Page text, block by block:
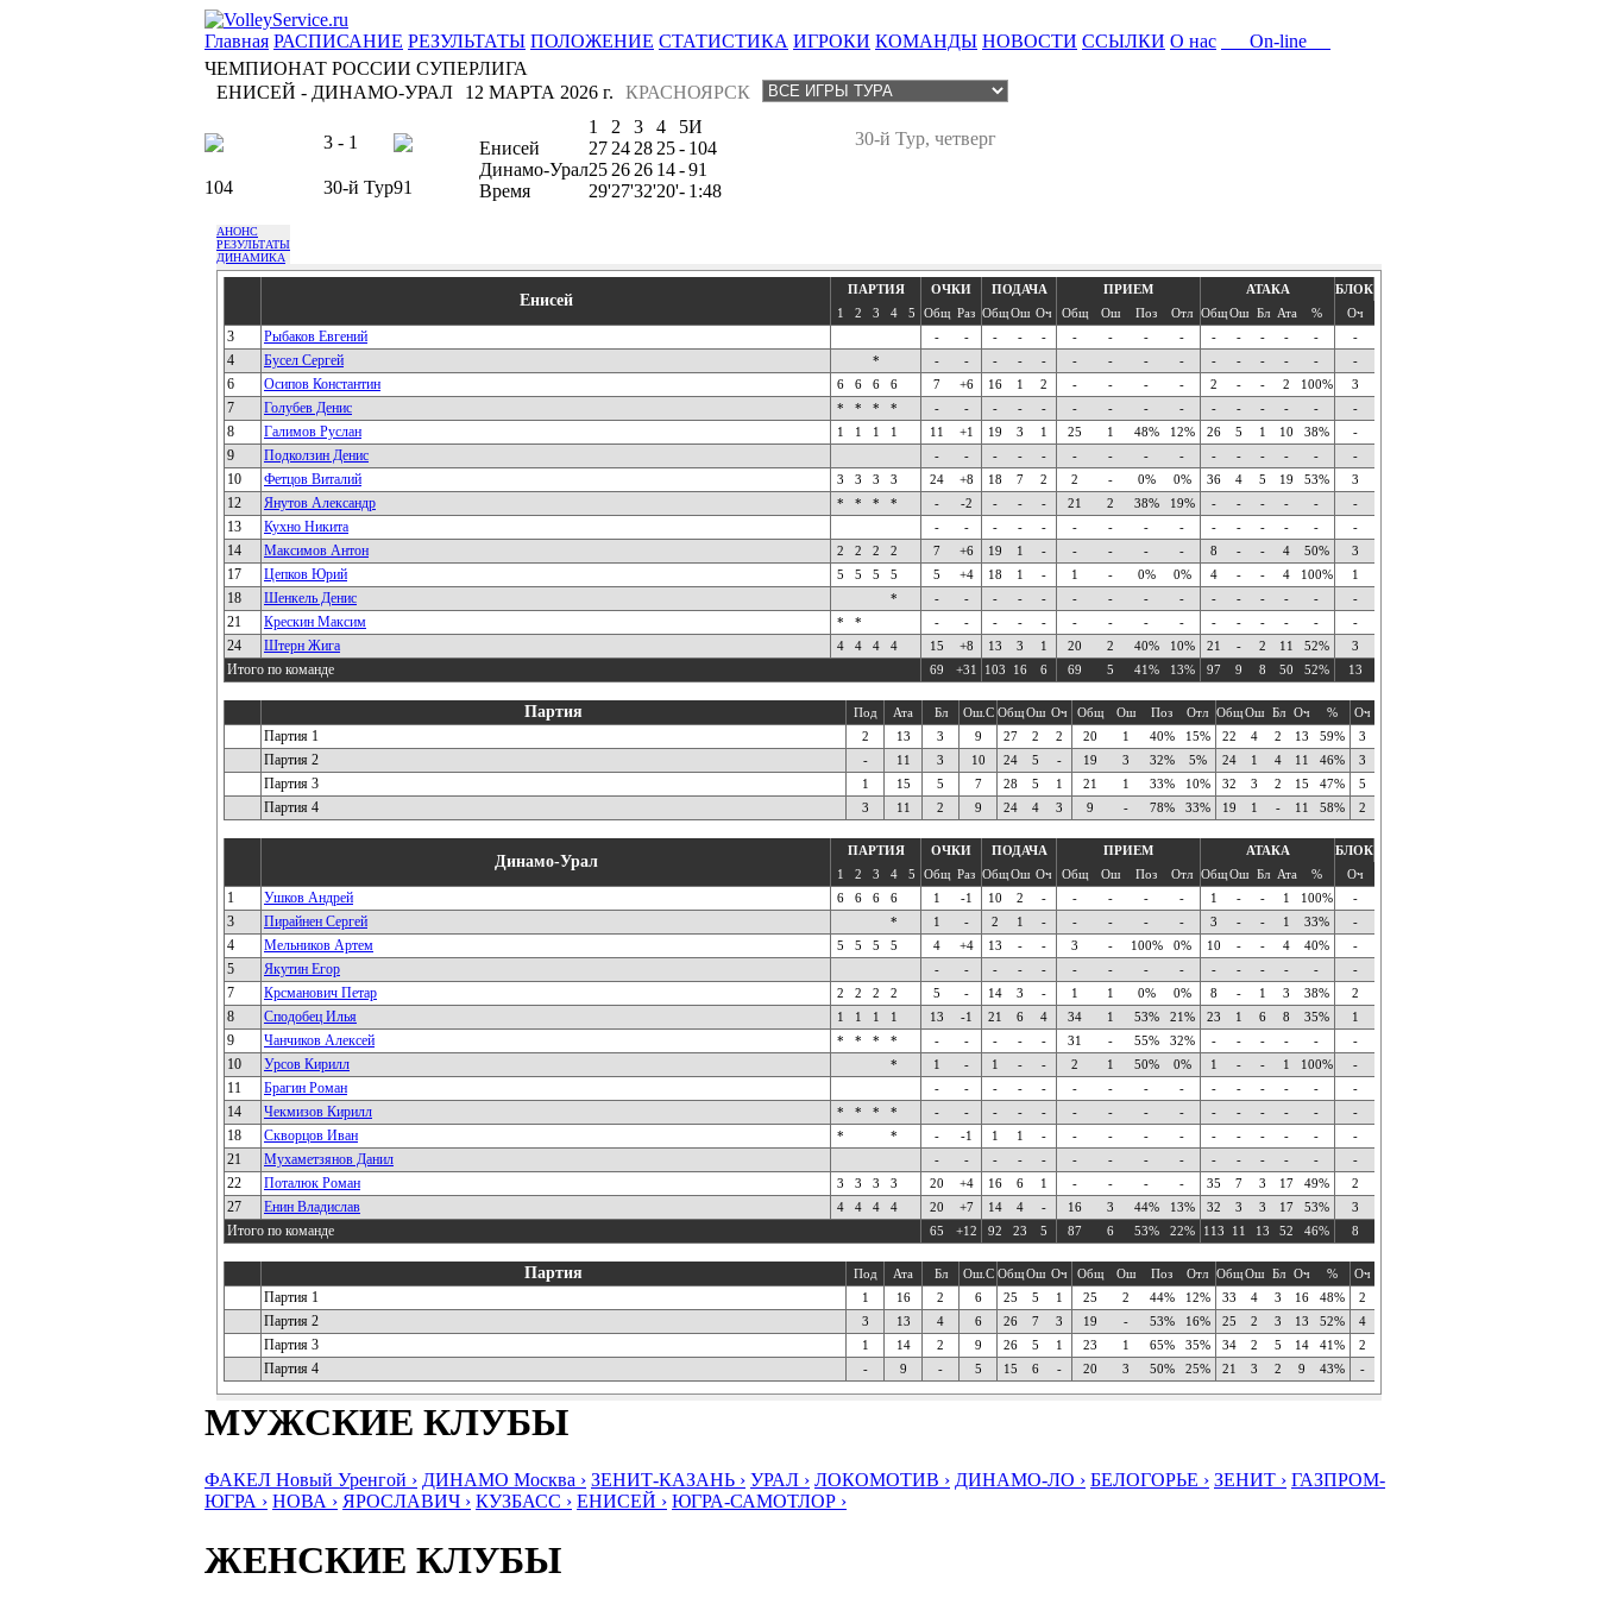
Главная РАСПИСАНИЕ РЕЗУЛЬТАТЫ ПОЛОЖЕНИЕ СТАТИСТИКА ИГРОКИ КОМАНДЫ НОВОСТИ ССЫЛКИ О нас
On-line
ЧЕМПИОНАТ РОССИИ СУПЕРЛИГА
ЕНИСЕЙ - ДИНАМО-УРАЛ
КРАСНОЯРСК
12 МАРТА 2026 г.
3 - 1
104 30-й Тур91
30-й Тур, четверг
1 2 3 4 5И
Енисей
27 24 28 25- 104
Динамо-Урал25 26 26 14-91
Время
29'27'32'20'- 1:48
АНОНС
РЕЗУЛЬТАТЫ
ДИНАМИКА
Енисей
ПАРТИЯ ОЧКИ ПОДАЧА ПРИЕМ АТАКА
БЛОК
1
2 3 4 5 Общ Раз ОбщОш Оч Общ Ош Поз Отл ОбщОш Бл Ата % Оч
3 Рыбаков Евгений - - - - - - - - - - - - - - -
4 Бусел Сергей * - - - - - - - - - - - - - - -
6 Осипов Константин 6 6 6 6 7 +6 16 1 2 - - - - 2 - - 2 100% 3
7 Голубев Денис * * * * - - - - - - - - - - - - - - -
8 Галимов Руслан 1 1 1 1 11 +1 19 3 1 25 1 48% 12% 26 5 1 10 38% -
9 Подколзин Денис - - - - - - - - - - - - - - -
10 Фетцов Виталий 3 3 3 3 24 +8 18 7 2 2 - 0% 0% 36 4 5 19 53% 3
12 Янутов Александр * * * * - -2 - - - 21 2 38% 19% - - - - - -
13 Кухно Никита - - - - - - - - - - - - - - -
14 Максимов Антон 2 2 2 2 7 +6 19 1 - - - - - 8 - - 4 50% 3
17 Цепков Юрий 5 5 5 5 5 +4 18 1 - 1 - 0% 0% 4 - - 4 100% 1
18 Шенкель Денис * - - - - - - - - - - - - - - -
21 Крескин Максим * * - - - - - - - - - - - - - - -
24 Штерн Жига 4 4 4 4 15 +8 13 3 1 20 2 40% 10% 21 - 2 11 52% 3
Итого по команде 69 +31 103 16 6 69 5 41% 13% 97 9 8 50 52% 13
Партия Под Ата Бл Ош.С ОбщОш Оч Общ Ош Поз Отл ОбщОш Бл Оч % Оч
Партия 1 2 13 3 9 27 2 2 20 1 40% 15% 22 4 2 13 59% 3
Партия 2 - 11 3 10 24 5 - 19 3 32% 5% 24 1 4 11 46% 3
Партия 3 1 15 5 7 28 5 1 21 1 33% 10% 32 3 2 15 47% 5
Партия 4 3 11 2 9 24 4 3 9 - 78% 33% 19 1 - 11 58% 2
Динамо-Урал
ПАРТИЯ ОЧКИ ПОДАЧА ПРИЕМ АТАКА
БЛОК
1
2 3 4 5 Общ Раз ОбщОш Оч Общ Ош Поз Отл ОбщОш Бл Ата % Оч
1 Ушков Андрей 6 6 6 6 1 -1 10 2 - - - - - 1 - - 1 100% -
3 Пирайнен Сергей * 1 - 2 1 - - - - - 3 - - 1 33% -
4 Мельников Артем 5 5 5 5 4 +4 13 - - 3 - 100% 0% 10 - - 4 40% -
5 Якутин Егор - - - - - - - - - - - - - - -
7 Крсманович Петар 2 2 2 2 5 - 14 3 - 1 1 0% 0% 8 - 1 3 38% 2
8 Сподобец Илья 1 1 1 1 13 -1 21 6 4 34 1 53% 21% 23 1 6 8 35% 1
9 Чанчиков Алексей * * * * - - - - - 31 - 55% 32% - - - - - -
10 Урсов Кирилл * 1 - 1 - - 2 1 50% 0% 1 - - 1 100% -
11 Брагин Роман - - - - - - - - - - - - - - -
14 Чекмизов Кирилл * * * * - - - - - - - - - - - - - - -
18 Скворцов Иван * * - -1 1 1 - - - - - - - - - - -
21 Мухаметзянов Данил - - - - - - - - - - - - - - -
22 Поталюк Роман 3 3 3 3 20 +4 16 6 1 - - - - 35 7 3 17 49% 2
27 Енин Владислав 4 4 4 4 20 +7 14 4 - 16 3 44% 13% 32 3 3 17 53% 3
Итого по команде 65 +12 92 23 5 87 6 53% 22% 113 11 13 52 46% 8
Партия Под Ата Бл Ош.С ОбщОш Оч Общ Ош Поз Отл ОбщОш Бл Оч % Оч
Партия 1 1 16 2 6 25 5 1 25 2 44% 12% 33 4 3 16 48% 2
Партия 2 3 13 4 6 26 7 3 19 - 53% 16% 25 2 3 13 52% 4
Партия 3 1 14 2 9 26 5 1 23 1 65% 35% 34 2 5 14 41% 2
Партия 4 - 9 - 5 15 6 - 20 3 50% 25% 21 3 2 9 43% -
МУЖСКИЕ КЛУБЫ
ФАКЕЛ Новый Уренгой › ДИНАМО Москва › ЗЕНИТ-КАЗАНЬ › УРАЛ › ЛОКОМОТИВ › ДИНАМО-ЛО › БЕЛОГОРЬЕ › ЗЕНИТ › ГАЗПРОМ-
ЮГРА › НОВА › ЯРОСЛАВИЧ › КУЗБАСС › ЕНИСЕЙ › ЮГРА-САМОТЛОР ›
ЖЕНСКИЕ КЛУБЫ